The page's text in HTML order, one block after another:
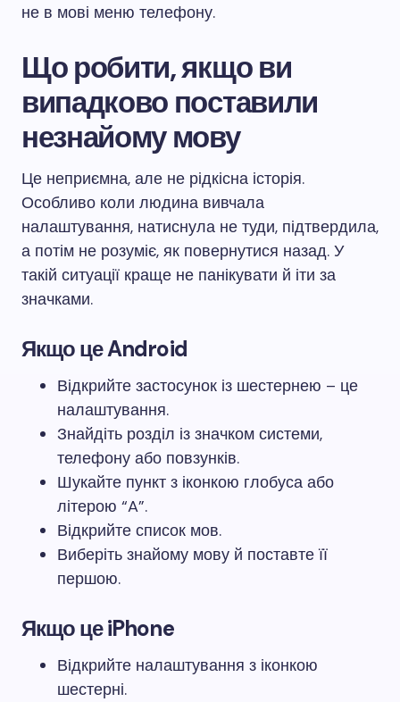
не в мові меню телефону.
Що робити, якщо ви
випадково поставили
незнайому мову
Це неприємна, але не рідкісна історія.
Особливо коли людина вивчала
налаштування, натиснула не туди, підтвердила,
а потім не розуміє, як повернутися назад. У
такій ситуації краще не панікувати й іти за
значками.
Якщо це Android
Відкрийте застосунок із шестернею – це
налаштування.
Знайдіть розділ із значком системи,
телефону або повзунків.
Шукайте пункт з іконкою глобуса або
літерою “A”.
Відкрийте список мов.
Виберіть знайому мову й поставте її
першою.
Якщо це iPhone
Відкрийте налаштування з іконкою
шестерні.